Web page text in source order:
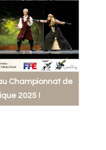
Championnat de
2025 !